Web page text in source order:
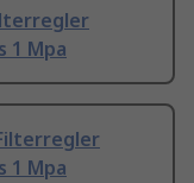
1 Mpa
Filterregler
1 Mpa